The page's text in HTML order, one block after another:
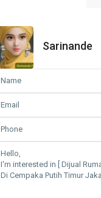
Sarinande